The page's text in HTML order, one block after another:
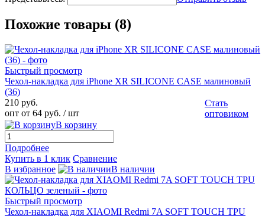
Похожие товары (8)
Быстрый просмотр
Чехол-накладка для iPhone XR SILICONE CASE малиновый
(36)
210 руб.
опт от 64 руб. / шт
Стать
оптовиком
В корзину
Подробнее
Купить в 1 клик Сравнение
В избранное
В наличии
Быстрый просмотр
Чехол-накладка для XIAOMI Redmi 7A SOFT TOUCH TPU